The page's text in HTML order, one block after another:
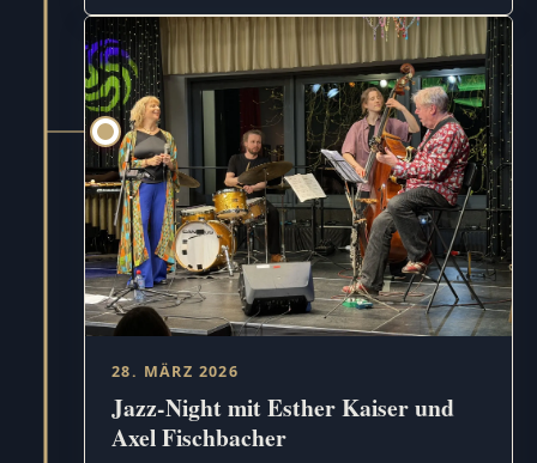
28. MÄRZ 2026
Jazz-Night mit Esther Kaiser und
Axel Fischbacher